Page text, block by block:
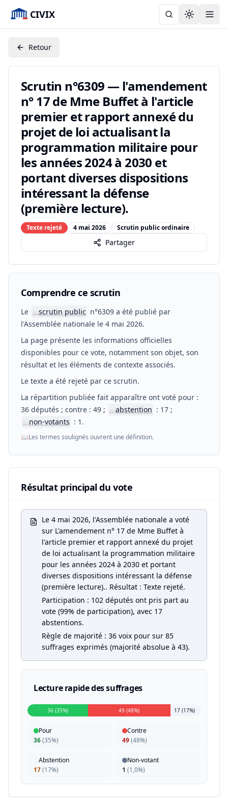
CIVIX Toggle
Retour
Scrutin n°6309 — l'amendement
n° 17 de Mme Buffet à l'article
premier et rapport annexé du
projet de loi actualisant la
programmation militaire pour
les années 2024 à 2030 et
portant diverses dispositions
intéressant la défense
(première lecture).
Texte rejeté 4 mai 2026 Scrutin public ordinaire
Partager
Comprendre ce scrutin
Le 📖scrutin public n°6309 a été publié par
l'Assemblée nationale le 4 mai 2026.
La page présente les informations officielles
disponibles pour ce vote, notamment son objet, son
résultat et les éléments de contexte associés.
Le texte a été rejeté par ce scrutin.
La répartition publiée fait apparaître ont voté pour :
36 députés ; contre : 49 ;
📖abstention : 17 ;
📖non-votants : 1.
📖Les termes soulignés ouvrent une définition.
Résultat principal du vote
Le 4 mai 2026, l'Assemblée nationale a voté
sur L'amendement n° 17 de Mme Buffet à
l'article premier et rapport annexé du projet
de loi actualisant la programmation militaire
pour les années 2024 à 2030 et portant
diverses dispositions intéressant la défense
(première lecture).. Résultat : Texte rejeté.
Participation : 102 députés ont pris part au
vote (99% de participation), avec 17
abstentions.
Règle de majorité : 36 voix pour sur 85
suffrages exprimés (majorité absolue à 43).
Lecture rapide des suffrages
36 (35%) 49 (48%) 17 (17%)
Pour
36(35%)
Contre
49(48%)
Abstention
17(17%)
Non-votant
1 (1,0%)